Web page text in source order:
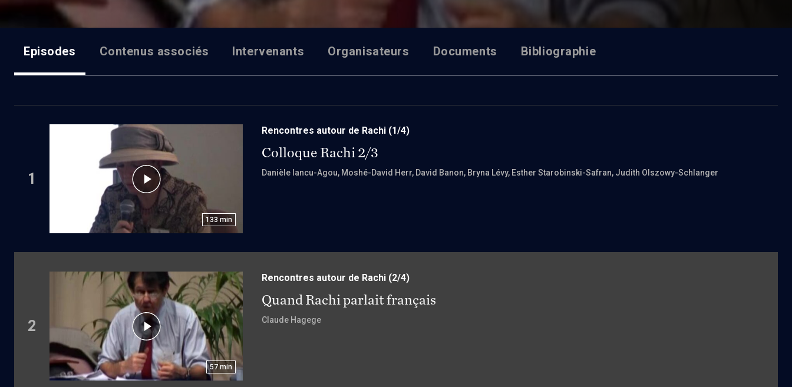
Episodes Contenus associés Intervenants Organisateurs Documents Bibliographie
1
133 min
Rencontres autour de Rachi (1/4)
Colloque Rachi 2/3
Danièle Iancu-Agou, Moshé-David Herr, David Banon, Bryna Lévy, Esther Starobinski-Safran, Judith Olszowy-Schlanger
2
57 min
Rencontres autour de Rachi (2/4)
Quand Rachi parlait français
Claude Hagege